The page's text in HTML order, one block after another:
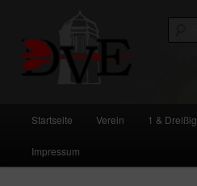
Inhalt
springenDVE
Startseite Verein 1 & Dreißig
Impressum